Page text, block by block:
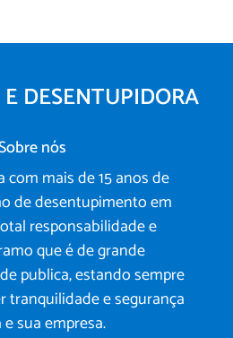
DESENTUPIDORA
nós
mais de 15 anos de
de desentupimento em
responsabilidade e
que é de grande
publica, estando sempre
tranquilidade e segurança
sua empresa.